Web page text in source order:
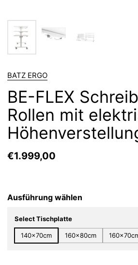
BATZ ERGO
BE-FLEX
Rollen mit
€1.999,00
Ausführung wählen
Select Tischplatte
140x70cm 160x80cm